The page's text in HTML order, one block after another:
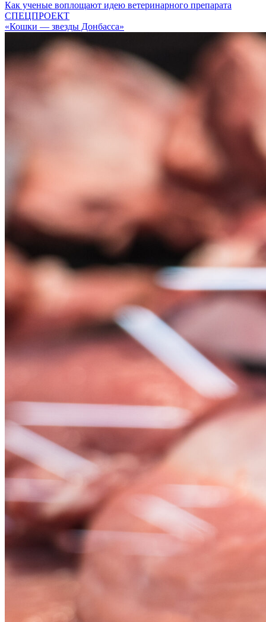
Как ученые воплощают идею ветеринарного препарата
СПЕЦПРОЕКТ
«Кошки — звезды Донбасса»